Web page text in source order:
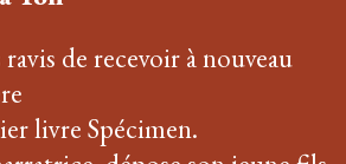
de recevoir à nouveau
livre Spécimen.